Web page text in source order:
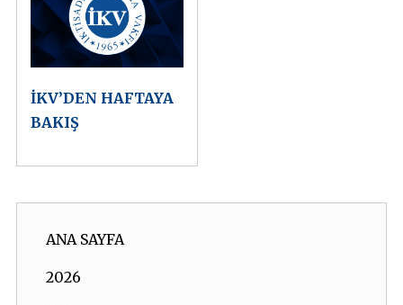
İKV’DEN HAFTAYA
BAKIŞ
ANA SAYFA
2026